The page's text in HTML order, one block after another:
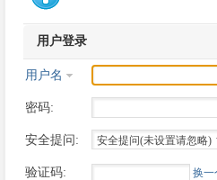
用户登录
用户名
密码:
安全提问:
验证码:
换一